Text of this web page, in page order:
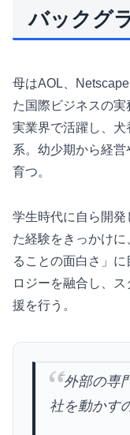
バックグ
母はAOL、
た国際ビジネスの
実業界で活躍し、
系。幼少期から経
育つ。
学生時代に自ら開
た経験をきっかけ
ることの面白さ」
ロジーを融合し、
援を行う。
「外部の専
社を動かす